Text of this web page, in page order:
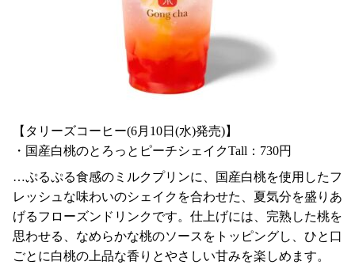
【タリーズコーヒー(6月10日(水)発売)】
・国産白桃のとろっとピーチシェイクTall：730円
…ぷるぷる食感のミルクプリンに、国産白桃を使用したフ
レッシュな味わいのシェイクを合わせた、夏気分を盛りあ
げるフローズンドリンクです。仕上げには、完熟した桃を
思わせる、なめらかな桃のソースをトッピングし、ひと口
ごとに白桃の上品な香りとやさしい甘みを楽しめます。